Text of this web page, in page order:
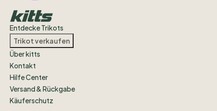
Entdecke Trikots
Trikot verkaufen
Über kitts
Kontakt
Hilfe Center
Versand & Rückgabe
Käuferschutz